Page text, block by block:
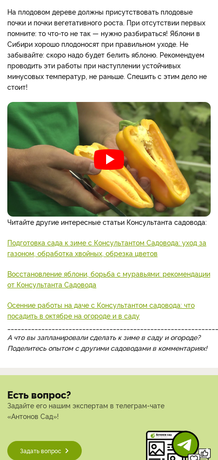
На плодовом дереве должны присутствовать плодовые
почки и почки вегетативного роста. При отсутствии первых
помните: то что-то не так — нужно разбираться! Яблони в
Сибири хорошо плодоносят при правильном уходе. Не
забывайте: скоро надо будет белить яблоню. Рекомендуем
проводить эти работы при наступлении устойчивых
минусовых температур, не раньше. Спешить с этим дело не
стоит!
Читайте другие интересные статьи Консультанта садовода:
Подготовка сада к зиме с Консультантом Садовода: уход за
газоном, обработка хвойных, обрезка цветов
Восстановление яблони, борьба с муравьями: рекомендации
от Консультанта Садовода
Осенние работы на даче с Консультантом садовода: что
посадить в октябре на огороде и в саду
А что вы запланировали сделать к зиме в саду и огороде?
Поделитесь опытом с другими садоводами в комментариях!
Есть вопрос?
Задайте его нашим экспертам в телеграм-чате
«Антонов Сад»!
Задать вопрос